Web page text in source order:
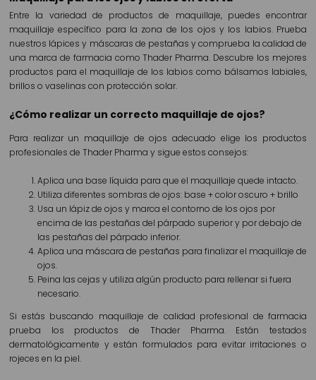
Entre la variedad de productos de maquillaje, puedes encontrar
maquillaje específico para la zona de los ojos y los labios. Prueba
nuestros lápices y máscaras de pestañas y comprueba la calidad de
una marca de farmacia como Thader Pharma. Descubre los mejores
productos para el maquillaje de los labios como bálsamos labiales,
brillos o vaselinas con protección solar.
¿Cómo realizar un correcto maquillaje de ojos?
Para realizar un maquillaje de ojos adecuado elige los productos
profesionales de Thader Pharma y sigue estos consejos:
Aplica una base líquida para que el maquillaje quede intacto.
Utiliza diferentes sombras de ojos: base + color oscuro + brillo
Usa un lápiz de ojos y marca el contorno de los ojos por
encima de las pestañas del párpado superior y por debajo de
las pestañas del párpado inferior.
Aplica una máscara de pestañas para finalizar el maquillaje de
ojos.
Peina las cejas y utiliza algún producto para rellenar si fuera
necesario.
Si estás buscando maquillaje de calidad profesional de farmacia
prueba los productos de Thader Pharma. Están testados
dermatológicamente y están formulados para evitar irritaciones o
rojeces en la piel.